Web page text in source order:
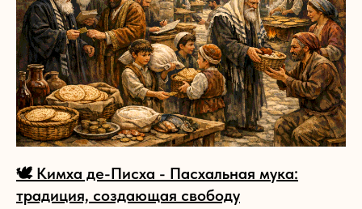
🕊️ Кимха де-Писха - Пасхальная мука:
традиция, создающая свободу